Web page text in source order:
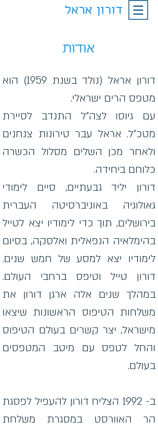
דורון אראל
אודות
דורון אראל (נולד בשנת 1959) הוא
מטפס הרים ישראלי.
עם גיוסו לצה"ל התנדב לסיירת
מטכ"ל. אראל עבר טירונות צנחנים
ולאחר מכן השלים מסלול הכשרה
כלוחם ביחידה.
דורון יליד גבעתיים, סיים לימודי
גאולוגיה באוניברסיטה העברית
בירושלים, תוך כדי לימודיו יצא לטייל
בהימלאיה הנפאלית ואלסקה, בסיום
לימודיו יצא למסע של חמש שנים.
דורון טייל וטיפס ברחבי העולם.
במהלך שנים אלה ארגן דורון את
משלחות הטיפוס הראשונות שיצאו
מישראל, יצר קשרים בעולם הטיפוס
והחל לטפס עם מיטב המטפסים
בעולם.
ב- 1992 הצליח דורון להעפיל לפסגת
הר האוורסט במסגרת משלחת